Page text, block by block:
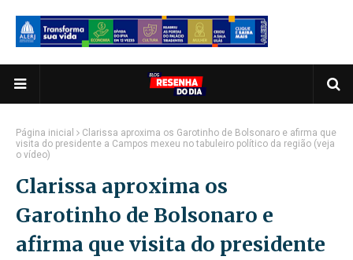
Página inicial
Clarissa aproxima os Garotinho de Bolsonaro e afirma que
visita do presidente a Campos mexeu no tabuleiro político da região (veja
o vídeo)
Clarissa aproxima os
Garotinho de Bolsonaro e
afirma que visita do presidente